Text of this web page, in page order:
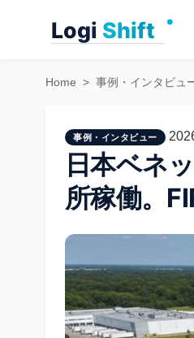
Home > 事例・インタビュ
事例・インタビュー
日本ベネ
所稼働。